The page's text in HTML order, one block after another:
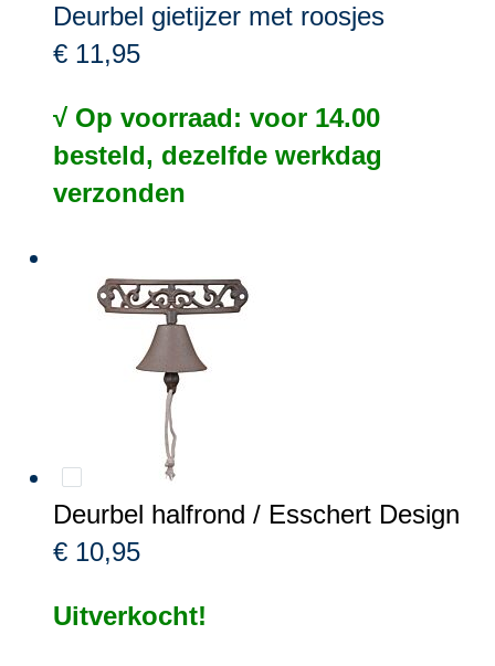
Deurbel gietijzer met roosjes
€ 11,95
√ Op voorraad: voor 14.00
besteld, dezelfde werkdag
verzonden
Deurbel halfrond / Esschert Design
€ 10,95
Uitverkocht!